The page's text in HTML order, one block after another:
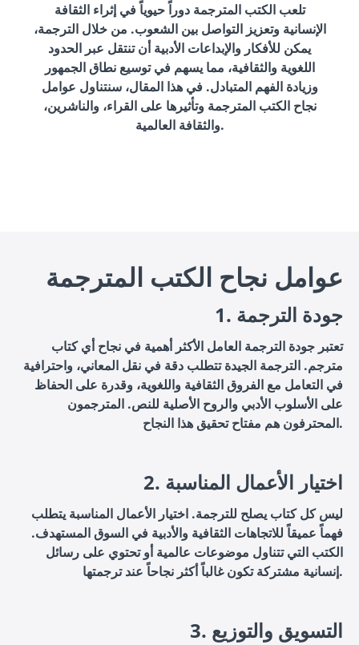
تلعب الكتب المترجمة دوراً حيوياً في إثراء الثقافة
الإنسانية وتعزيز التواصل بين الشعوب. من خلال الترجمة،
يمكن للأفكار والإبداعات الأدبية أن تنتقل عبر الحدود
اللغوية والثقافية، مما يسهم في توسيع نطاق الجمهور
وزيادة الفهم المتبادل. في هذا المقال، سنتناول عوامل
نجاح الكتب المترجمة وتأثيرها على القراء، والناشرين،
والثقافة العالمية.
عوامل نجاح الكتب المترجمة
1. جودة الترجمة
تعتبر جودة الترجمة العامل الأكثر أهمية في نجاح أي كتاب
مترجم. الترجمة الجيدة تتطلب دقة في نقل المعاني، واحترافية
في التعامل مع الفروق الثقافية واللغوية، وقدرة على الحفاظ
على الأسلوب الأدبي والروح الأصلية للنص. المترجمون
المحترفون هم مفتاح تحقيق هذا النجاح.
2. اختيار الأعمال المناسبة
ليس كل كتاب يصلح للترجمة. اختيار الأعمال المناسبة يتطلب
فهماً عميقاً للاتجاهات الثقافية والأدبية في السوق المستهدف.
الكتب التي تتناول موضوعات عالمية أو تحتوي على رسائل
إنسانية مشتركة تكون غالباً أكثر نجاحاً عند ترجمتها.
3. التسويق والتوزيع